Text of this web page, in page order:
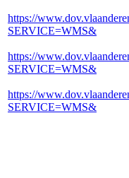
https://
SERVICE=WMS&
https://
SERVICE=WMS&
https://
SERVICE=WMS&